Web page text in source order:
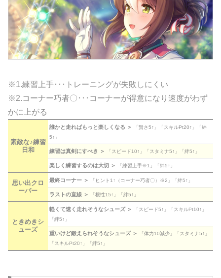
※1.練習上手･･･トレーニングが失敗しにくい
※2.コーナー巧者〇･･･コーナーが得意になり速度がわず
かに上がる
素敵な♪練習
日和
誰かと走ればもっと楽しくなる ＞
「賢さ5↑」「スキルPt20↑」「絆
5↑」
練習は真剣にすべき ＞ 「スピード10↑」「スタミナ5↑」「絆5↑」
楽しく練習するのは大切 ＞ 「練習上手※1」「絆5↑」
思い出クロ
ーバー
最終コーナー ＞ 「ヒント1↑（コーナー巧者〇）※2」「絆5↑」
ラストの直線 ＞ 「根性15↑」「絆5↑」
ときめきシ
ューズ
軽くて速く走れそうなシューズ ＞
「スピード5↑」「スキルPt10↑」
「絆5↑」
重いけど鍛えられそうなシューズ ＞
「体力10減少」「スタミナ5↑」
「スキルPt20↑」「絆5↑」